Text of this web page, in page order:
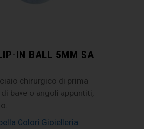
IN BALL 5MM SA
chirurgico di prima
bave o angoli appuntiti,
Colori Gioielleria